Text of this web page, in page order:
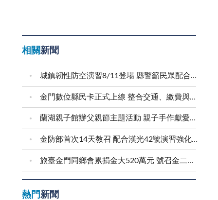
相關新聞
城鎮韌性防空演習8/11登場 縣警籲民眾配合疏散避難
金門數位縣民卡正式上線 整合交通、繳費與生活服務 迎接在地智慧新生活
蘭湖親子館辦父親節主題活動 親子手作獻愛爸爸
金防部首次14天教召 配合漢光42號演習強化防衛戰力
旅臺金門同鄉會累捐金大520萬元 號召金二代金三代返鄉求學
熱門新聞